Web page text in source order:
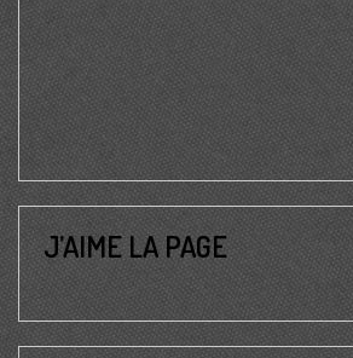
J’AIME LA PAGE